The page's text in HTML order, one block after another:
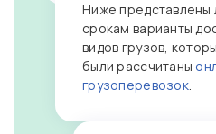
Ниже представлены
срокам варианты
видов грузов,
были рассчитаны
грузоперевозок.